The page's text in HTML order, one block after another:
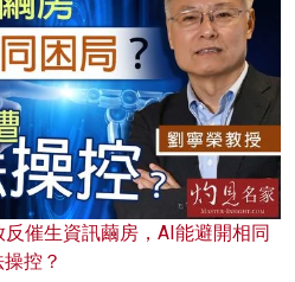
催生資訊繭房，AI能避開相同
控？